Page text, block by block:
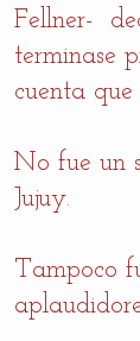
Fellner-
terminase
cuenta
No fue un
Jujuy.
Tampoco